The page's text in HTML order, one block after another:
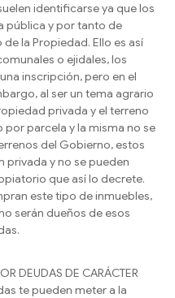
identificarse ya que los
pública y por tanto de
la Propiedad. Ello es así
o ejidales, los
inscripción, pero en el
al ser un tema agrario
privada y el terreno
parcela y la misma no se
del Gobierno, estos
privada y no se pueden
que así lo decrete.
este tipo de inmuebles,
serán dueños de esos
DEUDAS DE CARÁCTER
te pueden meter a la